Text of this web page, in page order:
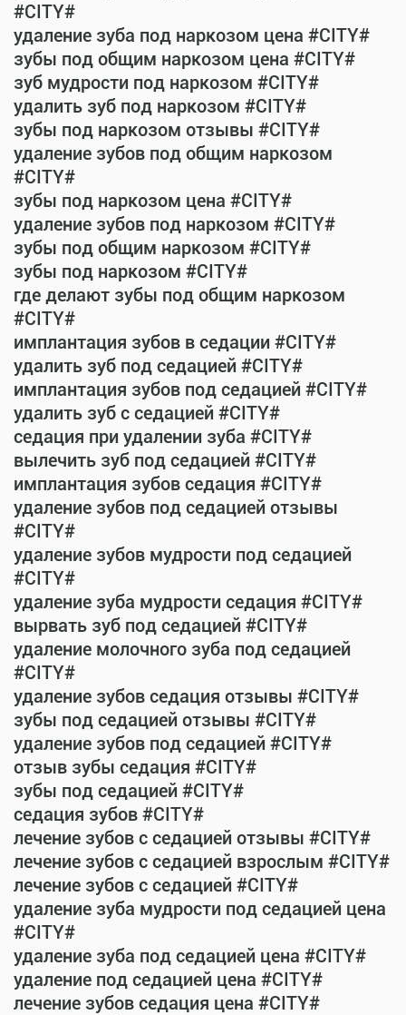
#CITY#
удаление зуба под наркозом цена #CITY#
зубы под общим наркозом цена #CITY#
зуб мудрости под наркозом #CITY#
удалить зуб под наркозом #CITY#
зубы под наркозом отзывы #CITY#
удаление зубов под общим наркозом
#CITY#
зубы под наркозом цена #CITY#
удаление зубов под наркозом #CITY#
зубы под общим наркозом #CITY#
зубы под наркозом #CITY#
где делают зубы под общим наркозом
#CITY#
имплантация зубов в седации #CITY#
удалить зуб под седацией #CITY#
имплантация зубов под седацией #CITY#
удалить зуб с седацией #CITY#
седация при удалении зуба #CITY#
вылечить зуб под седацией #CITY#
имплантация зубов седация #CITY#
удаление зубов под седацией отзывы
#CITY#
удаление зубов мудрости под седацией
#CITY#
удаление зуба мудрости седация #CITY#
вырвать зуб под седацией #CITY#
удаление молочного зуба под седацией
#CITY#
удаление зубов седация отзывы #CITY#
зубы под седацией отзывы #CITY#
удаление зубов под седацией #CITY#
отзыв зубы седация #CITY#
зубы под седацией #CITY#
седация зубов #CITY#
лечение зубов с седацией отзывы #CITY#
лечение зубов с седацией взрослым #CITY#
лечение зубов с седацией #CITY#
удаление зуба мудрости под седацией цена
#CITY#
удаление зуба под седацией цена #CITY#
удаление под седацией цена #CITY#
лечение зубов седация цена #CITY#